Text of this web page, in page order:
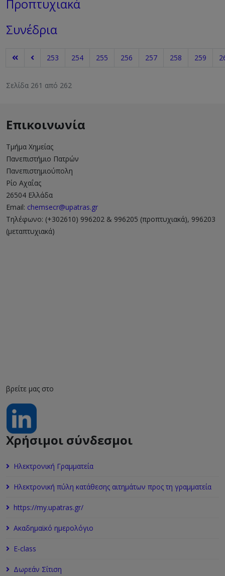
Προπτυχιακά
Συνέδρια
253 254 255 256 257 258 259
Σελίδα 261 από 262
Επικοινωνία
Τμήμα Χημείας
Πανεπιστήμιο Πατρών
Πανεπιστημιούπολη
Ρίο Αχαΐας
26504 Ελλάδα
Email: chemsecr@upatras.gr
Τηλέφωνο: (+302610) 996202 & 996205 (προπτυχιακά), 996203
(μεταπτυχιακά)
βρείτε μας στο
Χρήσιμοι σύνδεσμοι
Ηλεκτρονική Γραμματεία
Ηλεκτρονική πύλη κατάθεσης αιτημάτων προς τη γραμματεία
https://my.upatras.gr/
Ακαδημαϊκό ημερολόγιο
Ε-class
Δωρεάν Σίτιση